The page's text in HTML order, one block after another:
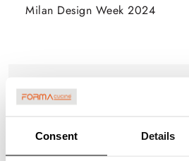
Consent Details
Milan Design Week 2024